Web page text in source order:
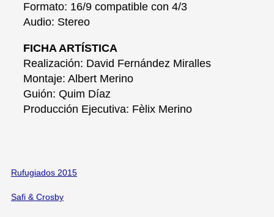
Formato: 16/9 compatible con 4/3
Audio: Stereo
FICHA ARTÍSTICA
Realización: David Fernández Miralles
Montaje: Albert Merino
Guión: Quim Díaz
Producción Ejecutiva: Fèlix Merino
Rufugiados 2015
Safi & Crosby